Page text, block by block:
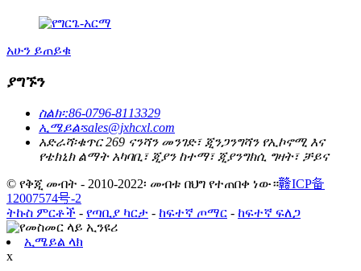
አሁን ይጠይቁ
ያግኙን
ስልክ፡:86-0796-8113329
ኢሜይል፡sales@jxhcxl.com
አድራሻ፡ቁጥር 269 ናንሻን መንገድ፣ ጂንጋንግሻን የኢኮኖሚ እና
የቴክኒክ ልማት አካባቢ፣ ጂያን ከተማ፣ ጂያንግክሲ ግዛት፣ ቻይና
© የቅጂ መብት - 2010-2022፡ መብቱ በህግ የተጠበቀ ነው።赣ICP备
12007574号-2
ትኩስ ምርቶች - የጣቢያ ካርታ - ከፍተኛ ጦማር - ከፍተኛ ፍለጋ
ኢሜይል ላክ
x